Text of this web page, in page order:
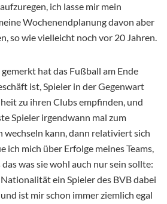
ich lasse mir mein
Wochenendplanung davon aber
so wie vielleicht noch vor 20 Jahren.
hat das Fußball am Ende
ist, Spieler in der Gegenwart
zu ihren Clubs empfinden, und
Spieler irgendwann mal zum
kann, dann relativiert sich
ich mich über Erfolge meines Teams,
das was sie wohl auch nur sein sollte:
ein Spieler des BVB dabei
ist mir schon immer ziemlich egal